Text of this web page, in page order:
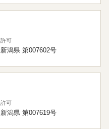
許可
新潟県 第007602号
許可
新潟県 第007619号